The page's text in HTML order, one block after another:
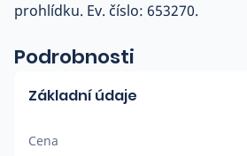
prohlídku. Ev. číslo: 653270.
Podrobnosti
Základní údaje
Cena